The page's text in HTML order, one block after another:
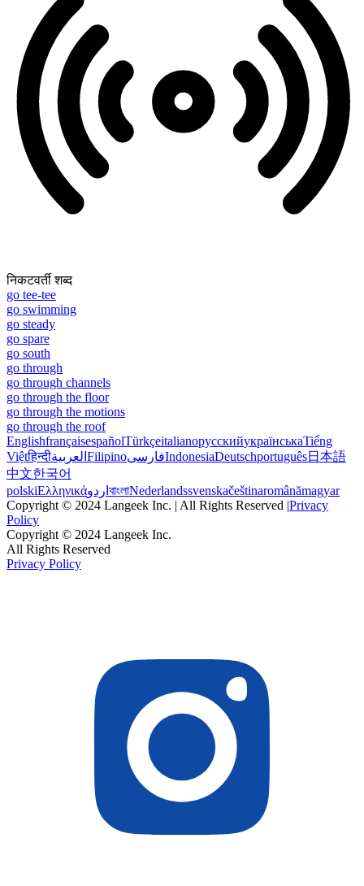
निकटवर्ती शब्द
go tee-tee
go swimming
go steady
go spare
go south
go through
go through channels
go through the floor
go through the motions
go through the roof
EnglishfrançaisespañolTürkçeitalianoрусскийукраїнськаTiếng
Việtहिन्दीالعربية FilipinoفارسیIndonesiaDeutschportuguês日本語
中文한국어
polskiΕλληνικάاردو বাংলাNederlandssvenskačeštinaromânămagyar
Copyright © 2024 Langeek Inc. | All Rights Reserved |Privacy
Policy
Copyright © 2024 Langeek Inc.
All Rights Reserved
Privacy Policy